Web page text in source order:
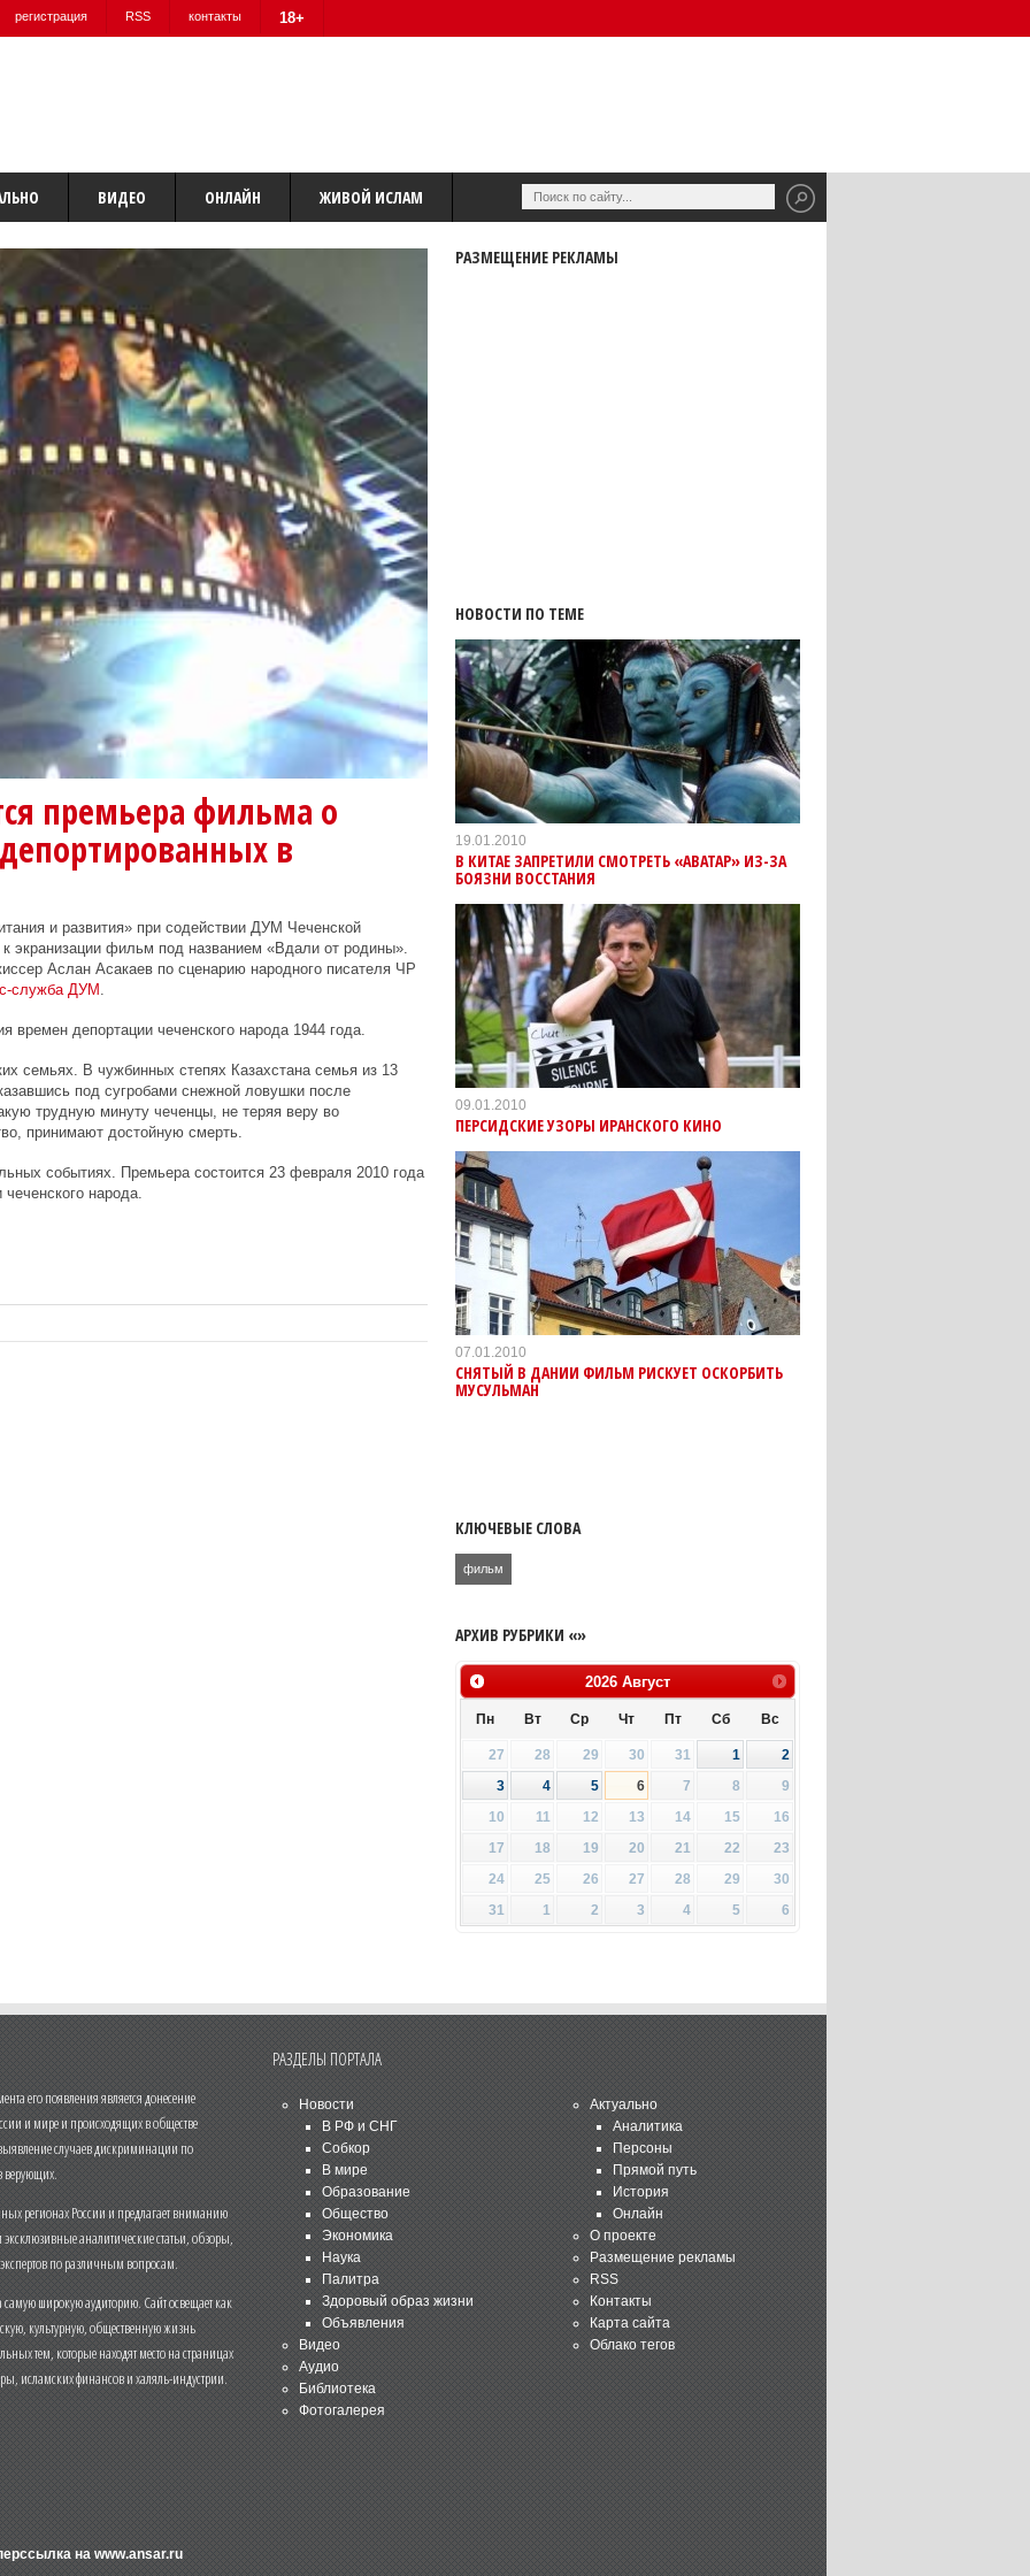
регистрация RSS контакты 18+
ВИДЕО ОНЛАЙН ЖИВОЙ ИСЛАМ
премьера фильма о
в
и развития» при содействии ДУМ Чеченской
экранизации фильм под названием «Вдали от родины».
Аслан Асакаев по сценарию народного писателя ЧР
служба ДУМ
времен депортации чеченского народа 1944 года.
семьях. В чужбинных степях Казахстана семья из 13
под сугробами снежной ловушки после
трудную минуту чеченцы, не теряя веру во
принимают достойную смерть.
событиях. Премьера состоится 23 февраля 2010 года
народа.
РАЗМЕЩЕНИЕ РЕКЛАМЫ
НОВОСТИ ПО ТЕМЕ
19.01.2010
В КИТАЕ ЗАПРЕТИЛИ СМОТРЕТЬ «АВАТАР» ИЗ-ЗА
БОЯЗНИ ВОССТАНИЯ
09.01.2010
ПЕРСИДСКИЕ УЗОРЫ ИРАНСКОГО КИНО
07.01.2010
СНЯТЫЙ В ДАНИИ ФИЛЬМ РИСКУЕТ ОСКОРБИТЬ
МУСУЛЬМАН
КЛЮЧЕВЫЕ СЛОВА
фильм
АРХИВ РУБРИКИ «»
2026 Август
Пн Вт Ср Чт Пт Сб Вс
27 28 29 30 31 1
2
3
4 5 6 7 8
9
10
11 12 13 14 15
16
17
18 19 20 21 22
23
24
25 26 27 28 29
30
31
1 2 3 4 5 6
его появления является донесение
и мире и происходящих в обществе
случаев дискриминации по
регионах России и предлагает вниманию
аналитические статьи, обзоры,
по различным вопросам.
широкую аудиторию. Сайт освещает как
культурную, общественную жизнь
тем, которые находят место на страницах
исламских финансов и халяль-индустрии.
на www.ansar.ru
РАЗДЕЛЫ ПОРТАЛА
Новости
В РФ и СНГ
Собкор
В мире
Образование
Общество
Экономика
Наука
Палитра
Здоровый образ жизни
Объявления
Видео
Аудио
Библиотека
Фотогалерея
Актуально
Аналитика
Персоны
Прямой путь
История
Онлайн
О проекте
Размещение рекламы
RSS
Контакты
Карта сайта
Облако тегов